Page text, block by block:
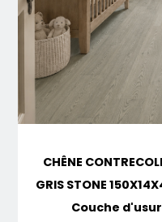
CHÊNE
GRIS STONE
Couche